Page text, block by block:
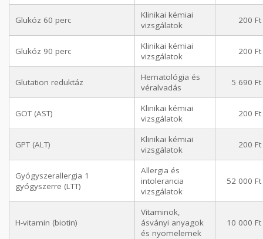
Glukóz 60 perc
Klinikai kémiai
vizsgálatok
200 Ft
Glukóz 90 perc
Klinikai kémiai
vizsgálatok
200 Ft
Glutation reduktáz
Hematológia és
véralvadás
5 690 Ft
GOT (AST)
Klinikai kémiai
vizsgálatok
200 Ft
GPT (ALT)
Klinikai kémiai
vizsgálatok
200 Ft
Gyógyszerallergia 1
gyógyszerre (LTT)
Allergia és
intolerancia
vizsgálatok
52 000 Ft
H-vitamin (biotin)
Vitaminok,
ásványi anyagok
és nyomelemek
10 000 Ft